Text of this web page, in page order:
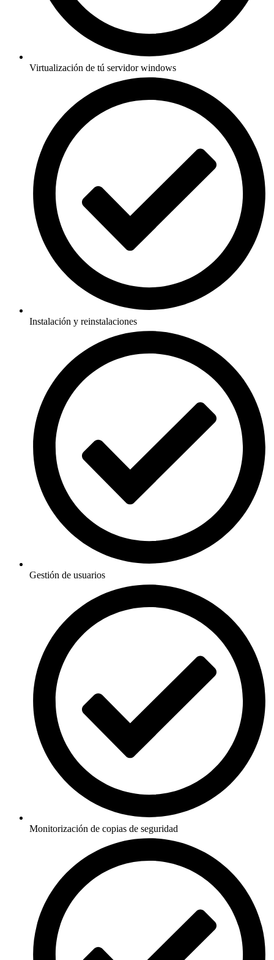
Virtualización de tú servidor windows
Instalación y reinstalaciones
Gestión de usuarios
Monitorización de copias de seguridad